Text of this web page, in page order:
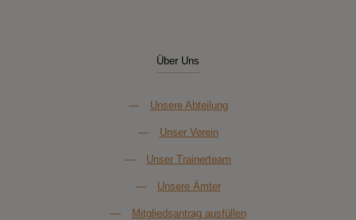
Über Uns
— Unsere Abteilung
— Unser Verein
— Unser Trainerteam
— Unsere Ämter
— Mitgliedsantrag ausfüllen